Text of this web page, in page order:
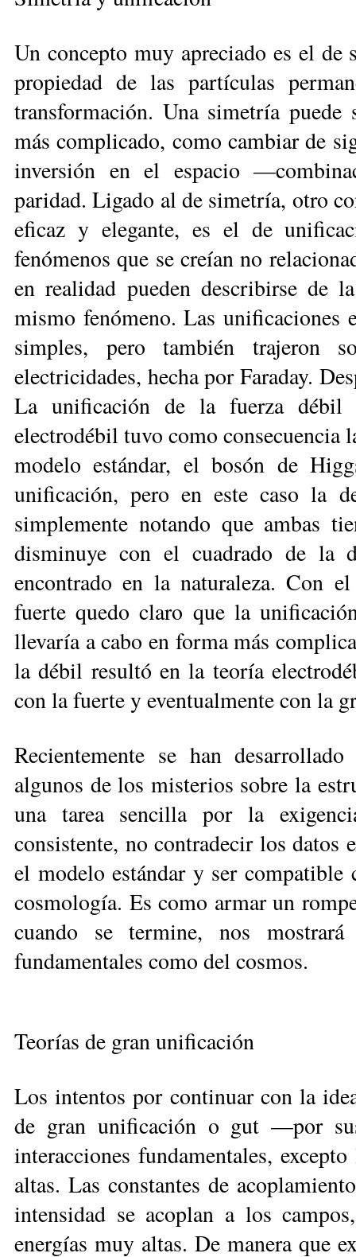
Un concepto muy apreciado es el
propiedad de las partículas
transformación. Una simetría
más complicado, como cambiar de
inversión en el espacio
paridad. Ligado al de simetría, otro
eficaz y elegante, es el de
fenómenos que se creían no
en realidad pueden describirse de
mismo fenómeno. Las unificaciones
simples, pero también trajeron
electricidades, hecha por Faraday.
La unificación de la fuerza débil
electrodébil tuvo como consecuencia
modelo estándar, el bosón de
unificación, pero en este caso la
simplemente notando que ambas
disminuye con el cuadrado de la
encontrado en la naturaleza. Con
fuerte quedo claro que la
llevaría a cabo en forma más
la débil resultó en la teoría
con la fuerte y eventualmente con la
Recientemente se han
algunos de los misterios sobre la
una tarea sencilla por la
consistente, no contradecir los datos
el modelo estándar y ser
cosmología. Es como armar un
cuando se termine, nos
fundamentales como del cosmos.
Teorías de gran unificación
Los intentos por continuar con la
de gran unificación o gut —por
interacciones fundamentales,
altas. Las constantes de
intensidad se acoplan a los
energías muy altas. De manera que